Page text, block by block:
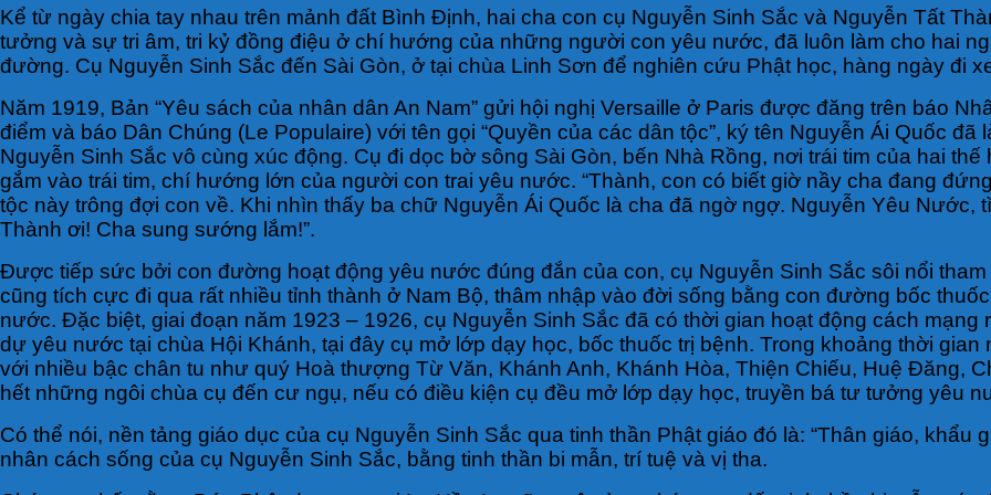
Kể từ ngày chia tay nhau trên mảnh đất Bình Định, hai cha con cụ Nguyễn Sinh Sắc và Nguyễn Tất
tưởng và sự tri âm, tri kỷ đồng điệu ở chí hướng của những người con yêu nước, đã luôn làm cho hai
đường. Cụ Nguyễn Sinh Sắc đến Sài Gòn, ở tại chùa Linh Sơn để nghiên cứu Phật học, hàng ngày đi
Năm 1919, Bản “Yêu sách của nhân dân An Nam” gửi hội nghị Versaille ở Paris được đăng trên báo
điểm và báo Dân Chúng (Le Populaire) với tên gọi “Quyền của các dân tộc”, ký tên Nguyễn Ái Quốc
Nguyễn Sinh Sắc vô cùng xúc động. Cụ đi dọc bờ sông Sài Gòn, bến Nhà Rồng, nơi trái tim của hai
gắm vào trái tim, chí hướng lớn của người con trai yêu nước. “Thành, con có biết giờ nầy cha đang
tộc này trông đợi con về. Khi nhìn thấy ba chữ Nguyễn Ái Quốc là cha đã ngờ ngợ. Nguyễn Yêu Nước,
Thành ơi! Cha sung sướng lắm!”.
Được tiếp sức bởi con đường hoạt động yêu nước đúng đắn của con, cụ Nguyễn Sinh Sắc sôi nổi
cũng tích cực đi qua rất nhiều tỉnh thành ở Nam Bộ, thâm nhập vào đời sống bằng con đường bốc
nước. Đặc biệt, giai đoạn năm 1923 – 1926, cụ Nguyễn Sinh Sắc đã có thời gian hoạt động cách
dự yêu nước tại chùa Hội Khánh, tại đây cụ mở lớp dạy học, bốc thuốc trị bệnh. Trong khoảng thời
với nhiều bậc chân tu như quý Hoà thượng Từ Văn, Khánh Anh, Khánh Hòa, Thiện Chiếu, Huệ Đăng,
hết những ngôi chùa cụ đến cư ngụ, nếu có điều kiện cụ đều mở lớp dạy học, truyền bá tư tưởng yêu
Có thể nói, nền tảng giáo dục của cụ Nguyễn Sinh Sắc qua tinh thần Phật giáo đó là: “Thân giáo, khẩu
nhân cách sống của cụ Nguyễn Sinh Sắc, bằng tinh thần bi mẫn, trí tuệ và vị tha.